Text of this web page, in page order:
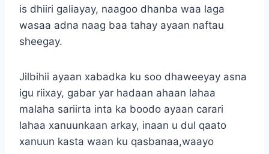
is dhiiri galiayay, naagoo dhanba waa laga
wasaa adna naag baa tahay ayaan naftau
sheegay.
Jilbihii ayaan xabadka ku soo dhaweeyay asna
igu riixay, gabar yar hadaan ahaan lahaa
malaha sariirta inta ka boodo ayaan carari
lahaa xanuunkaan arkay, inaan u dul qaato
xanuun kasta waan ku qasbanaa,waayo